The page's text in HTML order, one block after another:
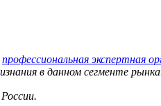
профессиональная экспертная
в данном сегменте